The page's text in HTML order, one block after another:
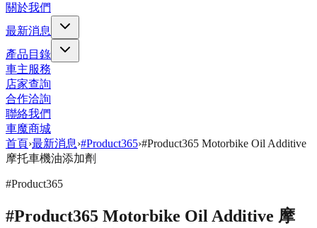
關於我們
最新消息
產品目錄
車主服務
店家查詢
合作洽詢
聯絡我們
車魔商城
首頁›最新消息›#Product365›#Product365 Motorbike Oil Additive
摩托車機油添加劑
#Product365
#Product365 Motorbike Oil Additive 摩